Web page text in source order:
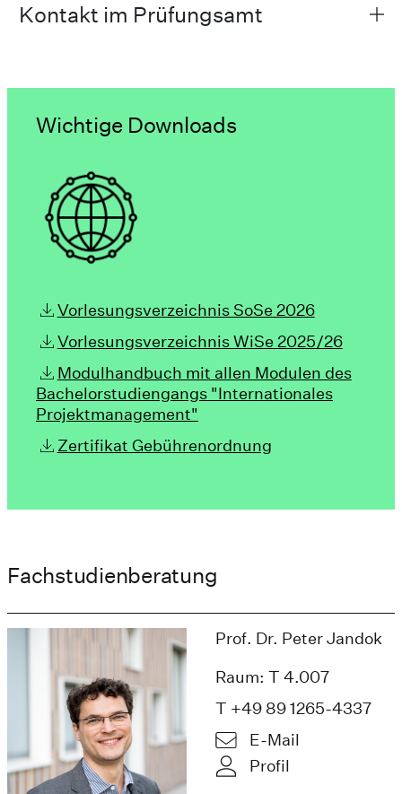
Kontakt im Prüfungsamt
Wichtige Downloads
Vorlesungsverzeichnis SoSe 2026
Vorlesungsverzeichnis WiSe 2025/26
Modulhandbuch mit allen Modulen des
Bachelorstudiengangs "Internationales
Projektmanagement"
Zertifikat Gebührenordnung
Fachstudienberatung
Prof. Dr. Peter Jandok
Raum: T 4.007
T +49 89 1265-4337
E-Mail
Profil